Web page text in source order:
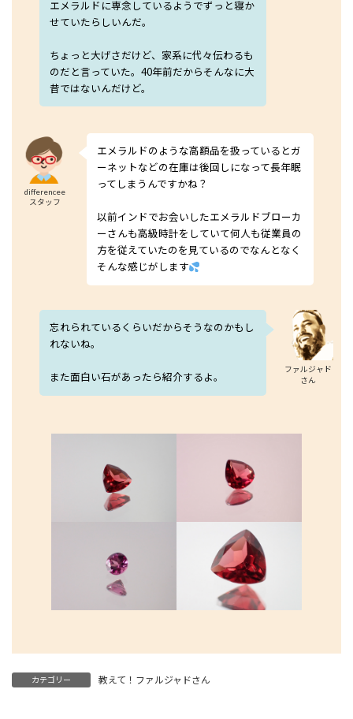
エメラルドに専念しているようでずっと寝か
せていたらしいんだ。
ちょっと大げさだけど、家系に代々伝わるも
のだと言っていた。40年前だからそんなに大
昔ではないんだけど。
differencee
スタッフ
エメラルドのような高額品を扱っているとガ
ーネットなどの在庫は後回しになって長年眠
ってしまうんですかね？
以前インドでお会いしたエメラルドブローカ
ーさんも高級時計をしていて何人も従業員の
方を従えていたのを見ているのでなんとなく
そんな感じがします
ファルジャド
さん
忘れられているくらいだからそうなのかもし
れないね。
また面白い石があったら紹介するよ。
カテゴリー 教えて！ファルジャドさん